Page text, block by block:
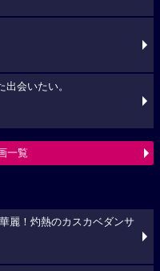
会いたい。
一覧
麗！灼熱のカスカベダンサ